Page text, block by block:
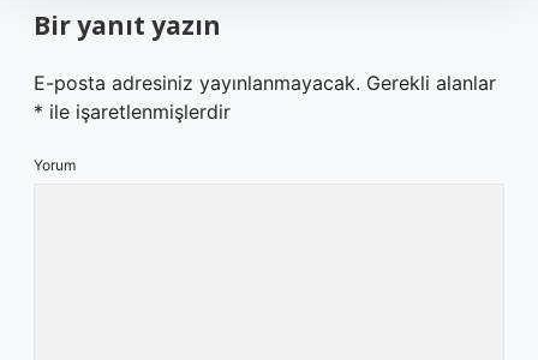
Bir yanıt yazın
E-posta adresiniz yayınlanmayacak. Gerekli alanlar
* ile işaretlenmişlerdir
Yorum